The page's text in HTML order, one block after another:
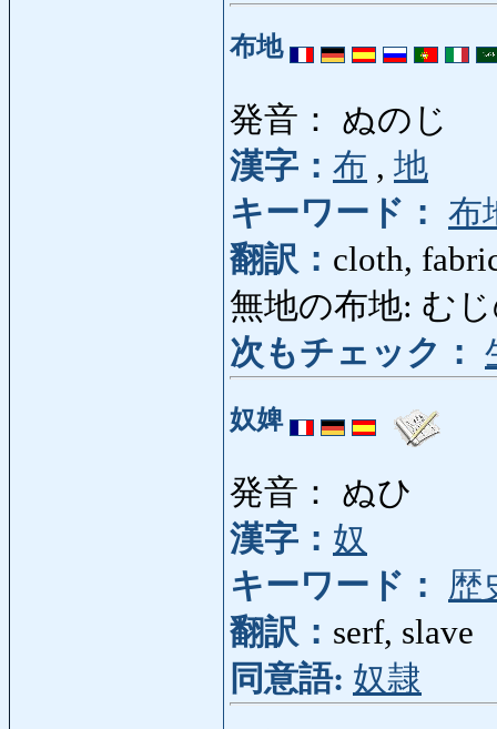
布地
発音： ぬのじ
漢字： 布 , 地
キーワード： 布
翻訳： cloth,
無地の布地: む
次もチェック：
奴婢
発音： ぬひ
漢字： 奴
キーワード：
歴
翻訳： serf, slave
同意語: 奴隷